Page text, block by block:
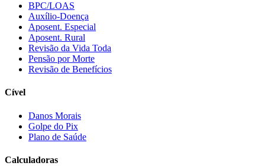
BPC/LOAS
Auxílio-Doença
Aposent. Especial
Aposent. Rural
Revisão da Vida Toda
Pensão por Morte
Revisão de Benefícios
Cível
Danos Morais
Golpe do Pix
Plano de Saúde
Calculadoras